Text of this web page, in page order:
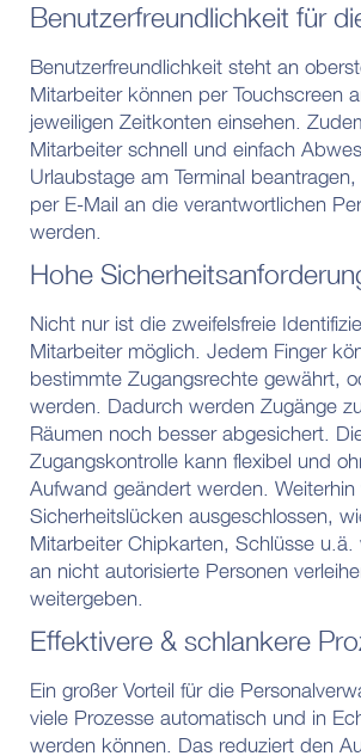
Benutzerfreundlichkeit für
Benutzerfreundlichkeit steht an
Mitarbeiter können per Touchscreen
jeweiligen Zeitkonten einsehen.
Mitarbeiter schnell und einfach
Urlaubstage am Terminal
per E-Mail an die verantwortlichen
werden.
Hohe
Nicht nur ist die zweifelsfreie
Mitarbeiter möglich. Jedem Finger
bestimmte Zugangsrechte gewährt,
werden. Dadurch werden Zugänge
Räumen noch besser abgesichert.
Zugangskontrolle kann flexibel und
Aufwand geändert werden.
Sicherheitslücken ausgeschlossen,
Mitarbeiter Chipkarten, Schlüsse u.ä.
an nicht autorisierte Personen
weitergeben.
Effektivere & schlankere
Ein großer Vorteil für die
viele Prozesse automatisch und in
werden können. Das reduziert den